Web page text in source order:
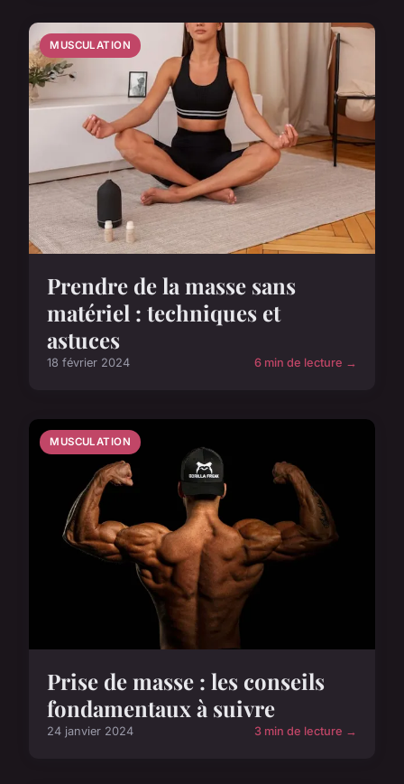
MUSCULATION
Prendre de la masse sans
matériel : techniques et
astuces
18 février 2024 6 min de lecture →
MUSCULATION
Prise de masse : les conseils
fondamentaux à suivre
24 janvier 2024 3 min de lecture →